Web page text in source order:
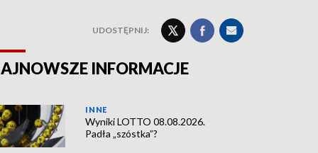
UDOSTĘPNIJ:
INFORMACJE
INNE
Wyniki LOTTO 08.08.2026.
Padła „szóstka”?